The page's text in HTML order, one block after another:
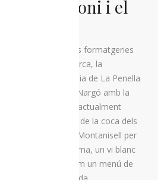
del patrimoni i el
visitarem una de les formatgeries
antigues de la comarca, la
Llebre, a la Masia de La Penella
a Coll de Nargó amb la
dels Raiers, un ofici actualment
d’un tast de la coca dels
Seguirem fins a Montanisell per
d’altura del Vi Carisma, un vi blanc
Pirineu. Allà dinarem un menú de